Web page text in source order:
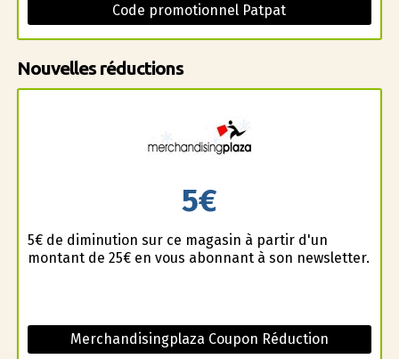
Code promotionnel Patpat
Nouvelles réductions
5€
5€ de diminution sur ce magasin à partir d'un
montant de 25€ en vous abonnant à son newsletter.
Merchandisingplaza Coupon Réduction